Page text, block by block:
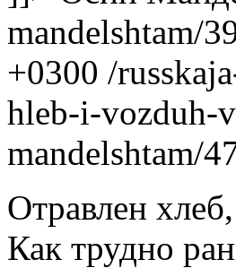
mandelshtam/
+0300 /
hleb-i-vozduh-
mandelshtam/
Отравлен
Как трудно